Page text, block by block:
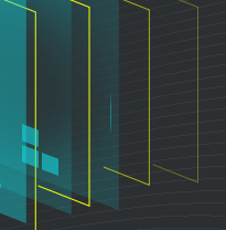
租用 香港机柜租用
切片技术
频播放
海量营销
做到精准